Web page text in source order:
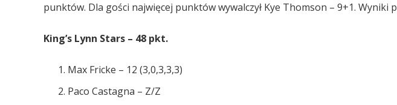
punktów. Dla gości najwięcej punktów wywalczył Kye Thomson – 9+1. Wyniki
King’s Lynn Stars – 48 pkt.
Max Fricke – 12 (3,0,3,3,3)
Paco Castagna – Z/Z